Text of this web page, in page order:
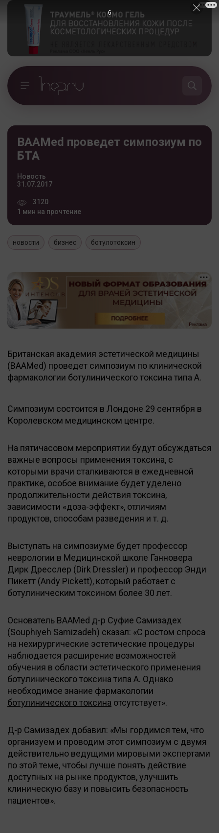
BAAMed проведет симпозиум по
БТА
Новость
31.07.2017
3120
1 мин на прочтение
новости бизнес ботулотоксин
Британская академия эстетической медицины
(BAAMed) проведет симпозиум по клинической
фармакологии ботулинического токсина типа А.
Симпозиум состоится в Лондоне 29 сентября в
Королевском медицинском центре.
На пятичасовом мероприятии будут обсуждаться
важные вопросы применения токсина, с
которыми врачи сталкиваются в ежедневной
практике, особое внимание будет уделено
продолжительности действия токсина,
зависимости «доза-эффект», отличиям
продуктов, способам разведения и т. д.
Выступать на симпозиуме будет профессор
неврологии в Медицинской школе Ганновера
Дирк Дресслер (Dirk Dressler) и профессор Энди
Пикетт (Andy Pickett), который работает с
ботулиническим токсином более 30 лет.
Основатель BAAMed д-р Суфие Самизадех
(Souphiyeh Samizadeh) сказал: «С ростом спроса
на нехирургические эстетические процедуры
наблюдается расширение возможностей
обучения в области эстетического применения
ботулинического токсина типа A. Однако
необходимое знание фармакологии
ботулинического токсина отсутствует».
Д-р Самизадех добавил: «Мы гордимся тем, что
организуем и проводим этот симпозиум с двумя
действительно ведущими мировыми экспертами
по этой теме, чтобы лучше понять действие
доступных на рынке продуктов, улучшить
клиническую базу и повысить безопасность
пациентов».
5